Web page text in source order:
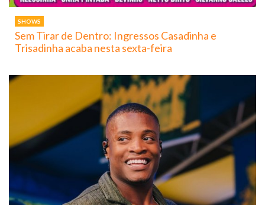
SHOWS
Sem Tirar de Dentro: Ingressos Casadinha e
Trisadinha acaba nesta sexta-feira